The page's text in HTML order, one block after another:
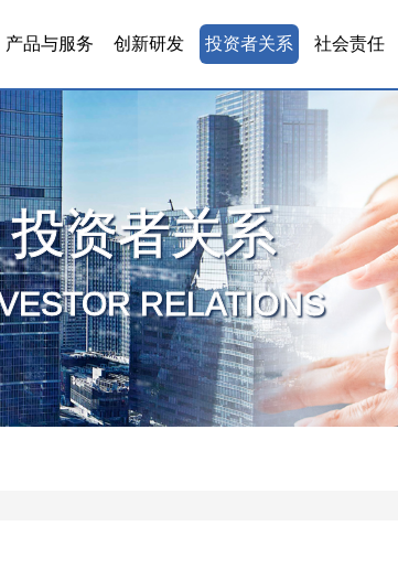
产品与服务 创新研发 投资者关系 社会责任
投资者关系
RELATIONS